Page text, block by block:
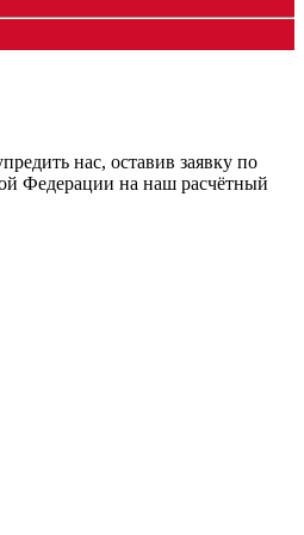
нас, оставив заявку по
Федерации на наш расчётный